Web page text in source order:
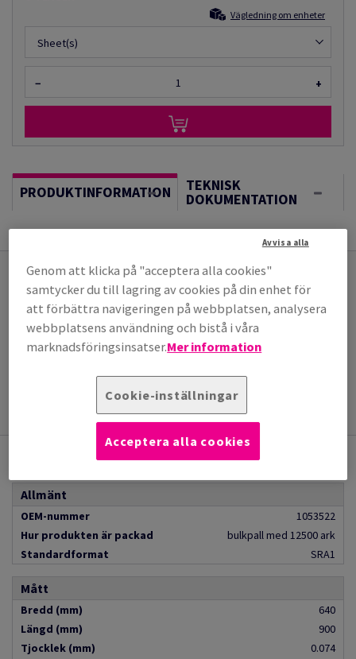
Vägledning om enheter
Sheet(s)
− +
PRODUKTINFORMATION TEKNISK
DOKUMENTATION
Du kanske också är intresserad av
Coala Photo Satin
(8 Artikel(lar))
PE-belagd, extra silkkänsla, för dye- och
pigmenterat bläck. FOGRA-Certi...
Specifikationer
Allmänt
OEM-nummer
1053522
Hur produkten är packad
bulkpall med 12500 ark
Standardformat
SRA1
Mått
Bredd (mm)
640
Längd (mm)
900
Tjocklek (mm)
0.074
Genom att klicka på "acceptera alla cookies"
samtycker du till lagring av cookies på din enhet för
att förbättra navigeringen på webbplatsen, analysera
webbplatsens användning och bistå i våra
marknadsföringsinsatser.Mer information
Cookie-inställningar
Avvisa alla
Acceptera alla cookies